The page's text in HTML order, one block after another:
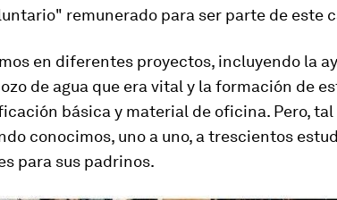
remunerado para ser parte de este
en diferentes proyectos, incluyendo la
de agua que era vital y la formación de
básica y material de oficina. Pero,
conocimos, uno a uno, a trescientos
para sus padrinos.